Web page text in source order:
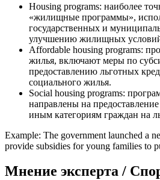
Housing programs: наиболее
«жилищные программы»,
государственных и
улучшению жилищных
Affordable housing programs:
жилья, включают меры по
предоставлению льготных
социального жилья.
Social housing programs:
направлены на
иным категориям граждан на
Example: The government launched a
provide subsidies for young families to
Мнение эксперта /